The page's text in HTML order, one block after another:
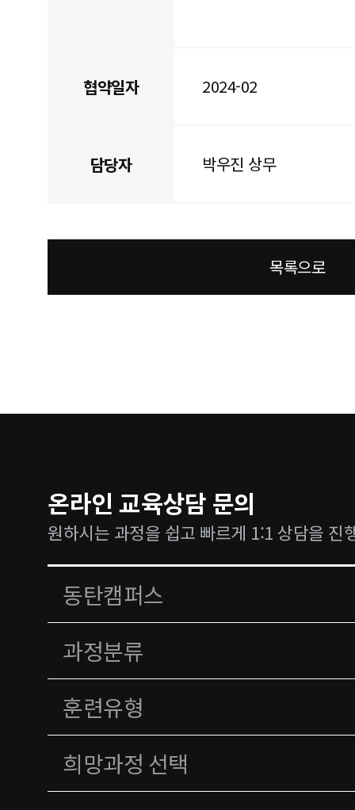
협약일자 2024-02
담당자 박우진 상무
목록으로
온라인 교육상담 문의
원하시는 과정을 쉽고 빠르게 1:1 상담을 진